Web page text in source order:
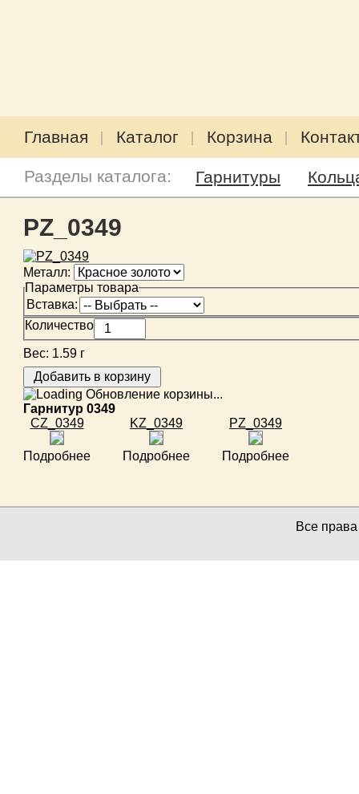
Главная Каталог Корзина
Разделы каталога: Гарнитуры
PZ_0349
Металл:
Параметры товара
Вставка:
Количество
Вес: 1.59 г
Обновление корзины...
Гарнитур 0349
CZ_0349
Подробнее
KZ_0349
Подробнее
PZ_0349
Подробнее
Все